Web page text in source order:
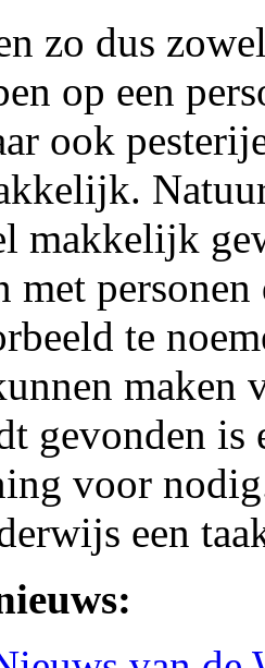
zo dus
op een
ook
makkelijk
met
te
maken
gevonden
voor
een